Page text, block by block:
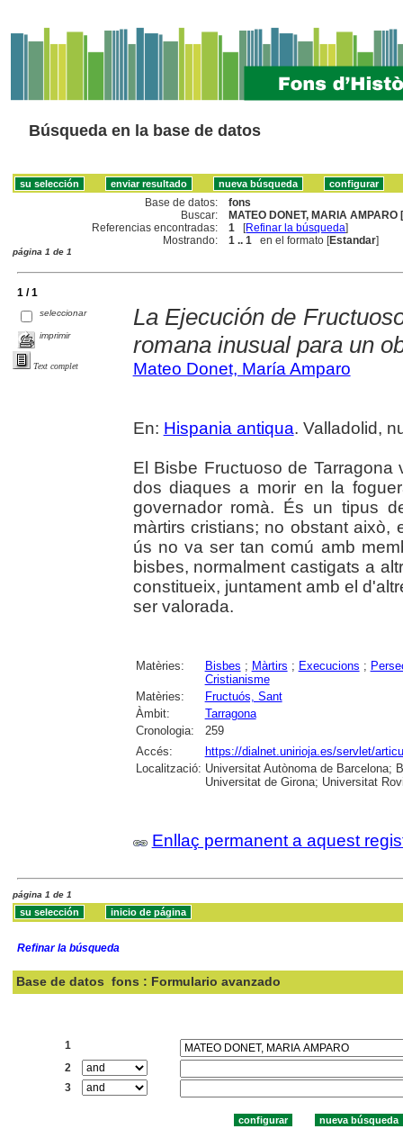
Búsqueda en la base de datos
Base de datos:
fons
Buscar:
MATEO DONET, MARIA AMPARO
Referencias encontradas:
1 [Refinar la búsqueda]
Mostrando:
1 .. 1 en el formato [Estandar]
página 1 de 1
1 / 1
seleccionar
imprimir
Text complet
La Ejecución de
romana inusual para un
Mateo Donet, María Amparo
En: Hispania antiqua. Valladolid,
El Bisbe Fructuoso de
dos diaques a morir en la
governador romà. És un tipus
màrtirs cristians; no obstant
ús no va ser tan comú amb
bisbes, normalment castigats a
constitueix, juntament amb el
ser valorada.
Matèries: Bisbes ; Màrtirs ; Execucions ;
Cristianisme
Matèries:
Fructuós, Sant
Àmbit:
Tarragona
Cronologia:
259
Accés:
https://dialnet.unirioja.es/servlet/
Localització: Universitat Autònoma de Barcelona;
Universitat de Girona; Universitat
Enllaç permanent a aquest
página 1 de 1
Refinar la búsqueda
Base de datos fons : Formulario avanzado
1
2
3